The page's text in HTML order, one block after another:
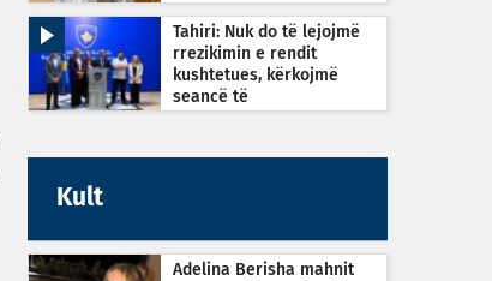
Tahiri: Nuk do të lejojmë
rrezikimin e rendit
kushtetues, kërkojmë
seancë të
Kult
Adelina Berisha mahnit